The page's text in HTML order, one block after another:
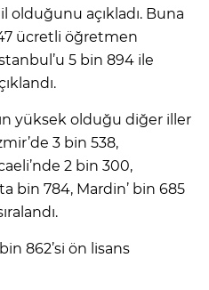
olduğunu açıkladı. Buna
ücretli öğretmen
5 bin 894 ile
yüksek olduğu diğer iller
3 bin 538,
2 bin 300,
bin 784, Mardin’ bin 685
862’si ön lisans